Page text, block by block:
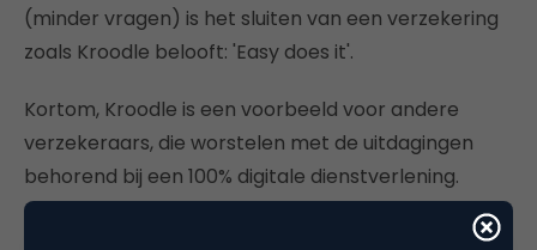
(minder vragen) is het sluiten van een verzekering
zoals Kroodle belooft: 'Easy does it'.
Kortom, Kroodle is een voorbeeld voor andere
verzekeraars, die worstelen met de uitdagingen
behorend bij een 100% digitale dienstverlening.